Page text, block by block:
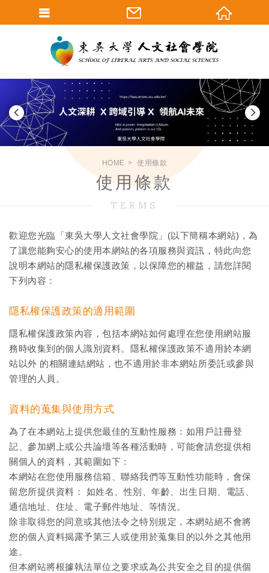
HOME 使用條款
使用條款
TERMS
歡迎您光臨「東吳大學人文社會學院」(以下簡稱本網站)，為
了讓您能夠安心的使用本網站的各項服務與資訊，特此向您
說明本網站的隱私權保護政策，以保障您的權益，請您詳閱
下列內容：
隱私權保護政策的適用範圍
隱私權保護政策內容，包括本網站如何處理在您使用網站服
務時收集到的個人識別資料。隱私權保護政策不適用於本網
站以外 的相關連結網站，也不適用於非本網站所委託或參與
管理的人員。
資料的蒐集與使用方式
為了在本網站上提供您最佳的互動性服務：如用戶註冊登
記、參加網上或公共論壇等各種活動時，可能會請您提供相
關個人的資料，其範圍如下：
本網站在您使用服務信箱、聯絡我們等互動性功能時，會保
留您所提供資料： 如姓名、性別、年齡、出生日期、電話、
通信地址、住址、電子郵件地址、等情況。
除非取得您的同意或其他法令之特別規定，本網站絕不會將
您的個人資料揭露予第三人或使用於蒐集目的以外之其他用
途。
但本網站將根據執法單位之要求或為公共安全之目的提供個